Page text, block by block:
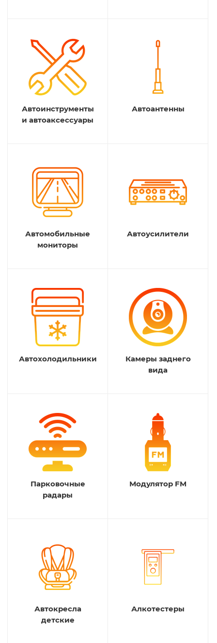
Автоинструменты
и автоаксессуары
Автоантенны
Автомобильные
мониторы
Автоусилители
Автохолодильники
Камеры заднего
вида
Парковочные
радары
Модулятор FM
Автокресла
детские
Алкотестеры